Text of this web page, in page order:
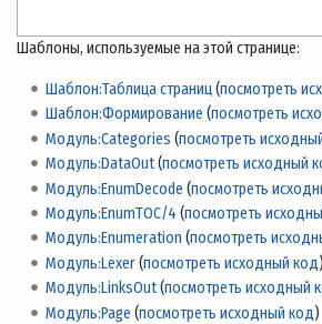
Шаблоны, используемые на этой странице:
Шаблон:Таблица страниц(посмотреть
Шаблон:Формирование (посмотреть
Модуль:Categories (посмотреть
Модуль:DataOut(посмотреть исходный
Модуль:EnumDecode (посмотреть
Модуль:EnumTOC/4 (посмотреть
Модуль:Enumeration (посмотреть
Модуль:Lexer(посмотреть исходный код)
Модуль:LinksOut(посмотреть исходный
Модуль:Page (посмотреть исходный код)